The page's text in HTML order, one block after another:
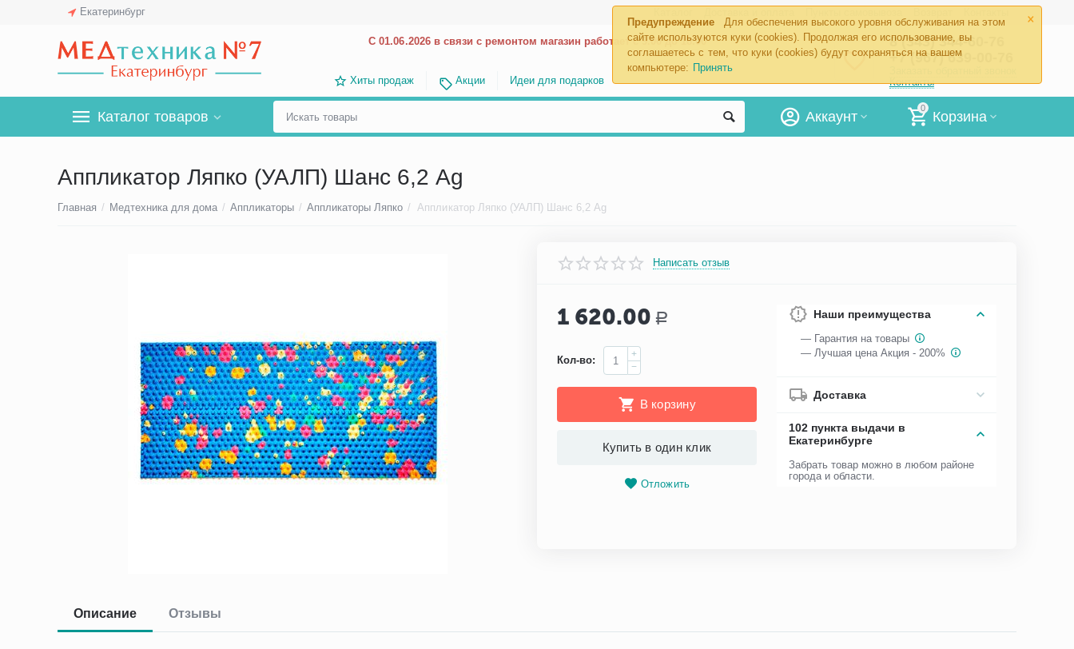
×
Предупреждение
Для обеспечения высокого уровня обслуживания на этом
сайте используются куки (cookies). Продолжая его использование, вы
соглашаетесь с тем, что куки (cookies) будут сохраняться на вашем
компьютере: Принять
Екатеринбург
С 01.06.2026 в связи с ремонтом магазин работает с 9.00 до 18.00
Хиты продаж Акции Идеи для подарков
8 (343) 344-60-76
+7 (967) 639-00-76
Контакты
Каталог товаров
0
Корзина
Аккаунт
Аппликатор Ляпко (УАЛП) Шанс 6,2 Ag
Главная / Медтехника для дома / Аппликаторы / Аппликаторы Ляпко / Аппликатор Ляпко (УАЛП) Шанс 6,2 Ag
Написать отзыв
1 620.00 Р
Кол-во:
+
−
В корзину
Купить в один клик
Отложить
Наши преимущества
— Гарантия на товары
— Лучшая цена Акция - 200%
Доставка
102 пункта выдачи в
Екатеринбурге
Забрать товар можно в любом районе
города и области.
Описание Отзывы